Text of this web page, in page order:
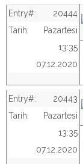
Entry#:
20444
Tarih:
Pazartesi
13:35
07.12.2020
Entry#:
20443
Tarih:
Pazartesi
13:35
07.12.2020